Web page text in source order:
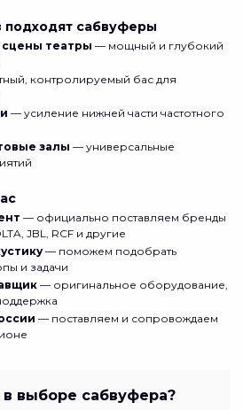
подходят сабвуферы
театры — мощный и глубокий
контролируемый бас для
— усиление нижней части частотного
залы — универсальные
— официально поставляем бренды
JBL, RCF и другие
— поможем подобрать
и задачи
— оригинальное оборудование,
— поставляем и сопровождаем
выборе сабвуфера?